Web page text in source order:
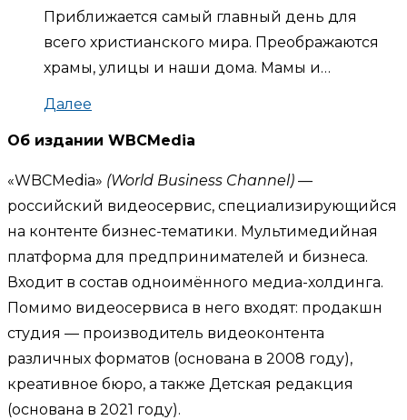
Приближается самый главный день для
всего христианского мира. Преображаются
храмы, улицы и наши дома. Мамы и…
Далее
Об издании WBCMedia
«WBCMedia» (World Business Channel) —
российский видеосервис, специализирующийся
на контенте бизнес-тематики. Мультимедийная
платформа для предпринимателей и бизнеса.
Входит в состав одноимённого медиа-холдинга.
Помимо видеосервиса в него входят: продакшн
студия — производитель видеоконтента
различных форматов (основана в 2008 году),
креативное бюро, а также Детская редакция
(основана в 2021 году).